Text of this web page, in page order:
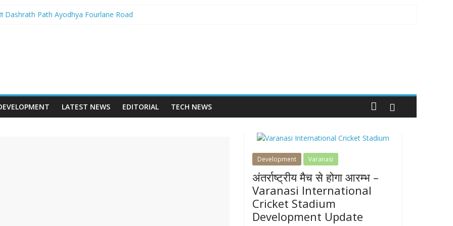
Dashrath Path Ayodhya Fourlane Road
Mohansarai Lahartara 6 Lane Road Varanasi
– Prayagraj 6 Lane Ganga Bridge
LATEST NEWS EDITORIAL TECH NEWS
Development Varanasi
अंतर्राष्ट्रीय मैच से होगा आरम्भ –
Varanasi International
Cricket Stadium
Development Update